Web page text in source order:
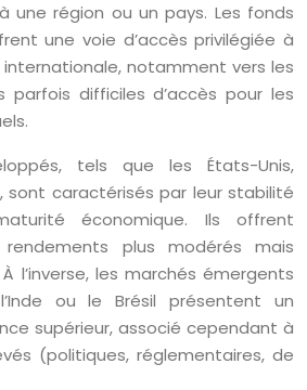
une région ou un pays. Les fonds
une voie d’accès privilégiée à
notamment vers les
parfois difficiles d’accès pour les
tels que les États-Unis,
sont caractérisés par leur stabilité
économique. Ils offrent
plus modérés mais
l’inverse, les marchés émergents
ou le Brésil présentent un
supérieur, associé cependant à
(politiques, réglementaires, de